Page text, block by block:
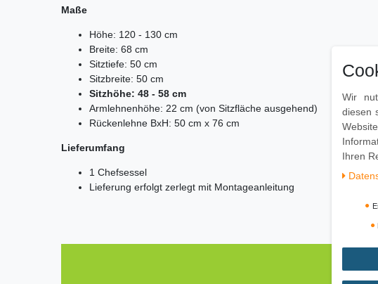
Maße
Höhe: 120 - 130 cm
Breite: 68 cm
Sitztiefe: 50 cm
Sitzbreite: 50 cm
Sitzhöhe: 48 - 58 cm
Armlehnenhöhe: 22 cm (von Sitzfläche ausgehend)
Rückenlehne BxH: 50 cm x 76 cm
Lieferumfang
1 Chefsessel
Lieferung erfolgt zerlegt mit Montageanleitung
Wir
diesen
Ihren